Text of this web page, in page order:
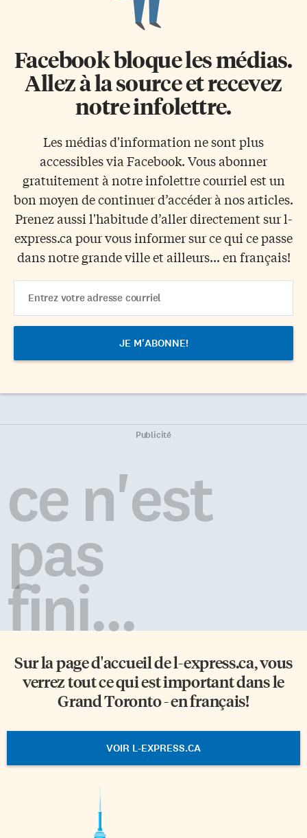
Facebook bloque les médias.
Allez à la source et recevez
notre infolettre.
Les médias d'information ne sont plus
accessibles via Facebook. Vous abonner
gratuitement à notre infolettre courriel est un
bon moyen de continuer d’accéder à nos articles.
Prenez aussi l'habitude d’aller directement sur l-
express.ca pour vous informer sur ce qui ce passe
dans notre grande ville et ailleurs... en français!
Address
Publicité
ce n'est
pas
fini...
Sur la page d'accueil del-express.ca, vous
verrez tout ce qui est important dans le
Grand Toronto - en français!
VOIR L-EXPRESS.CA